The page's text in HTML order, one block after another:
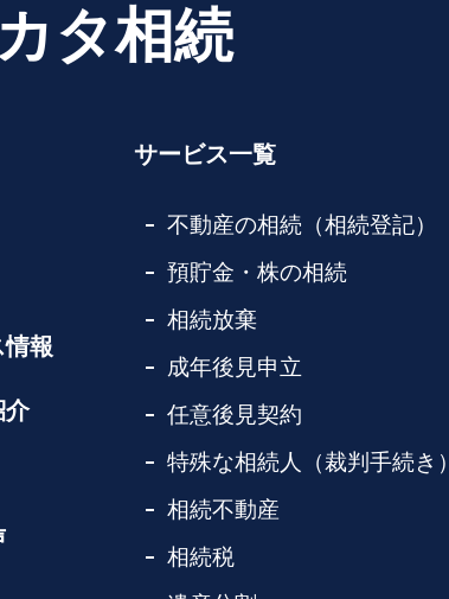
タ相続
報
介
サービス一覧
不動産の相続（相続登記）
預貯金・株の相続
相続放棄
成年後見申立
任意後見契約
特殊な相続人（裁判手続き）
相続不動産
相続税